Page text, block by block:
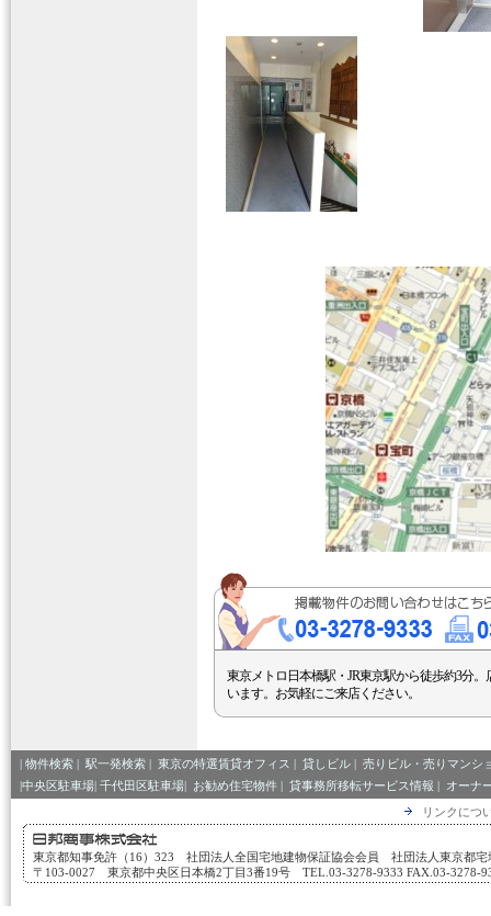
東京メトロ日本橋駅・JR東京駅から徒歩約3分。
います。お気軽にご来店ください。
| 物件検索 | 駅一発検索 | 東京の特選賃貸オフィス | 貸しビル | 売りビル・売りマンシ
|中央区駐車場| 千代田区駐車場| お勧め住宅物件 | 貸事務所移転サービス情報 | オーナ
リンクにつ
東京都知事免許（16）323 社団法人全国宅地建物保証協会会員 社団法人東京都宅
〒103-0027 東京都中央区日本橋2丁目3番19号 TEL.03-3278-9333 FAX.03-3278-